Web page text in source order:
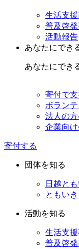
生活支
普及啓
活動報告
あなたにでき
あなたにでき
寄付で
ボラン
法人の
企業向
寄付する
団体を知る
日越と
ともい
活動を知る
生活支
普及啓